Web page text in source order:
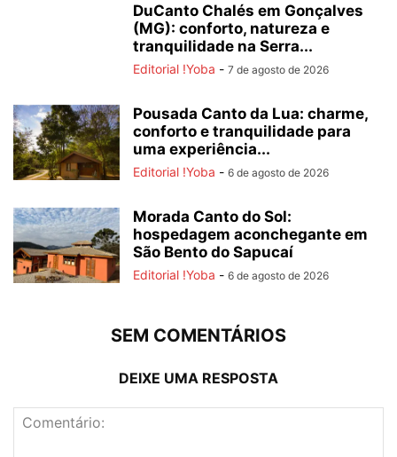
DuCanto Chalés em Gonçalves
(MG): conforto, natureza e
tranquilidade na Serra...
Editorial !Yoba - 7 de agosto de 2026
Pousada Canto da Lua: charme,
conforto e tranquilidade para
uma experiência...
Editorial !Yoba - 6 de agosto de 2026
Morada Canto do Sol:
hospedagem aconchegante em
São Bento do Sapucaí
Editorial !Yoba - 6 de agosto de 2026
SEM COMENTÁRIOS
DEIXE UMA RESPOSTA